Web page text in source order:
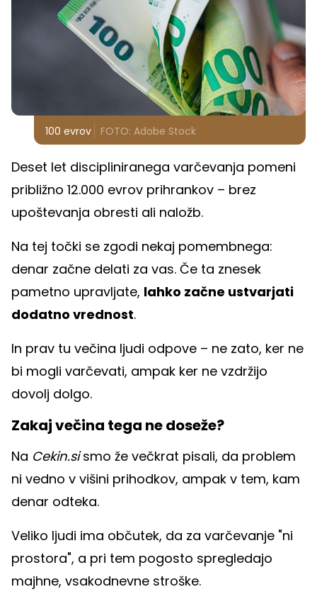
100 evrov FOTO: Adobe Stock
Deset let discipliniranega varčevanja pomeni
približno 12.000 evrov prihrankov – brez
upoštevanja obresti ali naložb.
Na tej točki se zgodi nekaj pomembnega:
denar začne delati za vas. Če ta znesek
pametno upravljate, lahko začne ustvarjati
dodatno vrednost.
In prav tu večina ljudi odpove – ne zato, ker ne
bi mogli varčevati, ampak ker ne vzdržijo
dovolj dolgo.
Zakaj večina tega ne doseže?
Na Cekin.sismo že večkrat pisali, da problem
ni vedno v višini prihodkov, ampak v tem, kam
denar odteka.
Veliko ljudi ima občutek, da za varčevanje "ni
prostora", a pri tem pogosto spregledajo
majhne, vsakodnevne stroške.